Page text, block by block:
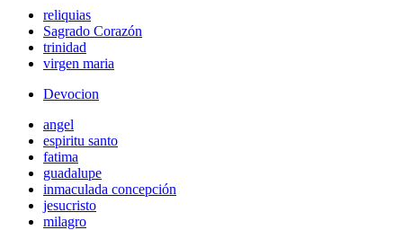
reliquias
Sagrado Corazón
trinidad
virgen maria
Devocion
angel
espiritu santo
fatima
guadalupe
inmaculada concepción
jesucristo
milagro